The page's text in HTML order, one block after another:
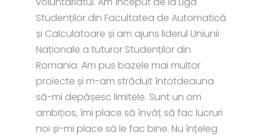
Studenților din Facultatea de Automatică
și Calculatoare și am ajuns liderul Uniunii
Naționale a tuturor Studenților din
Romania. Am pus bazele mai multor
proiecte și m-am străduit întotdeauna
să-mi depășesc limitele. Sunt un om
ambițios, îmi place să învăț să fac lucruri
noi și-mi place să le fac bine. Nu înțeleg